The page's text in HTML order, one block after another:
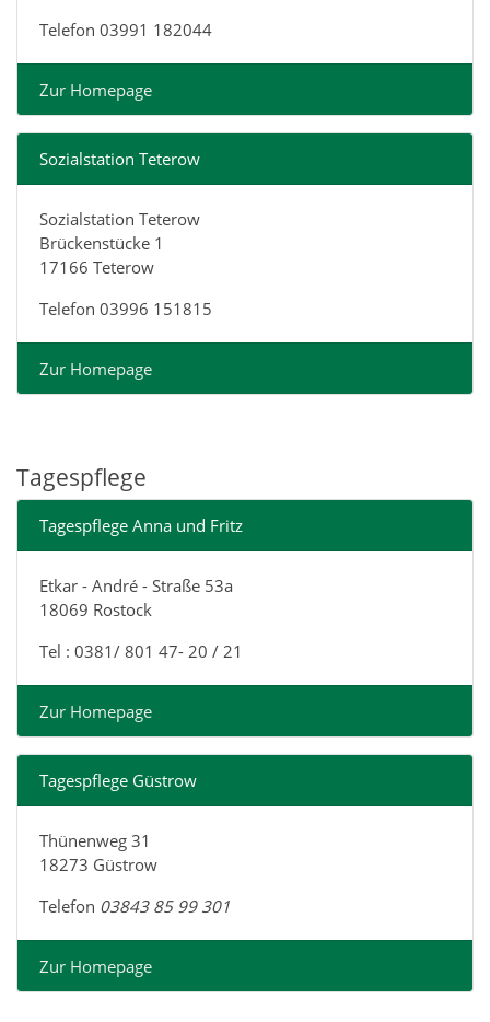
Telefon 03991 182044
Zur Homepage
Sozialstation Teterow
Sozialstation Teterow
Brückenstücke 1
17166 Teterow
Telefon 03996 151815
Zur Homepage
Tagespflege
Tagespflege Anna und Fritz
Etkar - André - Straße 53a
18069 Rostock
Tel : 0381/ 801 47- 20 / 21
Zur Homepage
Tagespflege Güstrow
Thünenweg 31
18273 Güstrow
Telefon 03843 85 99 301
Zur Homepage